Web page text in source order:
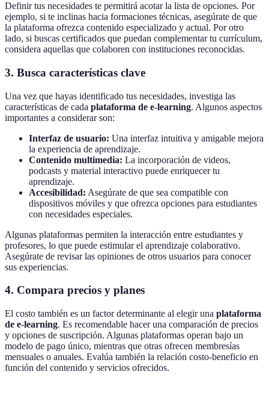
Definir tus necesidades te permitirá acotar la lista de opciones. Por
ejemplo, si te inclinas hacia formaciones técnicas, asegúrate de que
la plataforma ofrezca contenido especializado y actual. Por otro
lado, si buscas certificados que puedan complementar tu currículum,
considera aquellas que colaboren con instituciones reconocidas.
3. Busca características clave
Una vez que hayas identificado tus necesidades, investiga las
características de cada plataforma de e-learning. Algunos aspectos
importantes a considerar son:
Interfaz de usuario: Una interfaz intuitiva y amigable mejora
la experiencia de aprendizaje.
Contenido multimedia: La incorporación de videos,
podcasts y material interactivo puede enriquecer tu
aprendizaje.
Accesibilidad: Asegúrate de que sea compatible con
dispositivos móviles y que ofrezca opciones para estudiantes
con necesidades especiales.
Algunas plataformas permiten la interacción entre estudiantes y
profesores, lo que puede estimular el aprendizaje colaborativo.
Asegúrate de revisar las opiniones de otros usuarios para conocer
sus experiencias.
4. Compara precios y planes
El costo también es un factor determinante al elegir una plataforma
de e-learning. Es recomendable hacer una comparación de precios
y opciones de suscripción. Algunas plataformas operan bajo un
modelo de pago único, mientras que otras ofrecen membresías
mensuales o anuales. Evalúa también la relación costo-beneficio en
función del contenido y servicios ofrecidos.